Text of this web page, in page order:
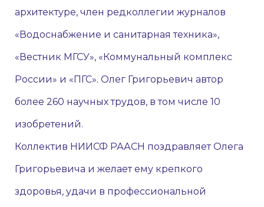
архитектуре, член редколлегии журналов
«Водоснабжение и санитарная техника»,
«Вестник МГСУ», «Коммунальный комплекс
России» и «ПГС». Олег Григорьевич автор
более 260 научных трудов, в том числе 10
изобретений.
Коллектив НИИСФ РААСН поздравляет Олега
Григорьевича и желает ему крепкого
здоровья, удачи в профессиональной